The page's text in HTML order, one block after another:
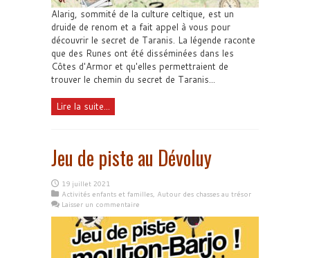
Alarig, sommité de la culture celtique, est un
druide de renom et a fait appel à vous pour
découvrir le secret de Taranis. La légende raconte
que des Runes ont été disséminées dans les
Côtes d'Armor et qu'elles permettraient de
trouver le chemin du secret de Taranis...
Lire la suite...
Jeu de piste au Dévoluy
19 juillet 2021
Activités enfants et familles, Autour des chasses au trésor
Laisser un commentaire